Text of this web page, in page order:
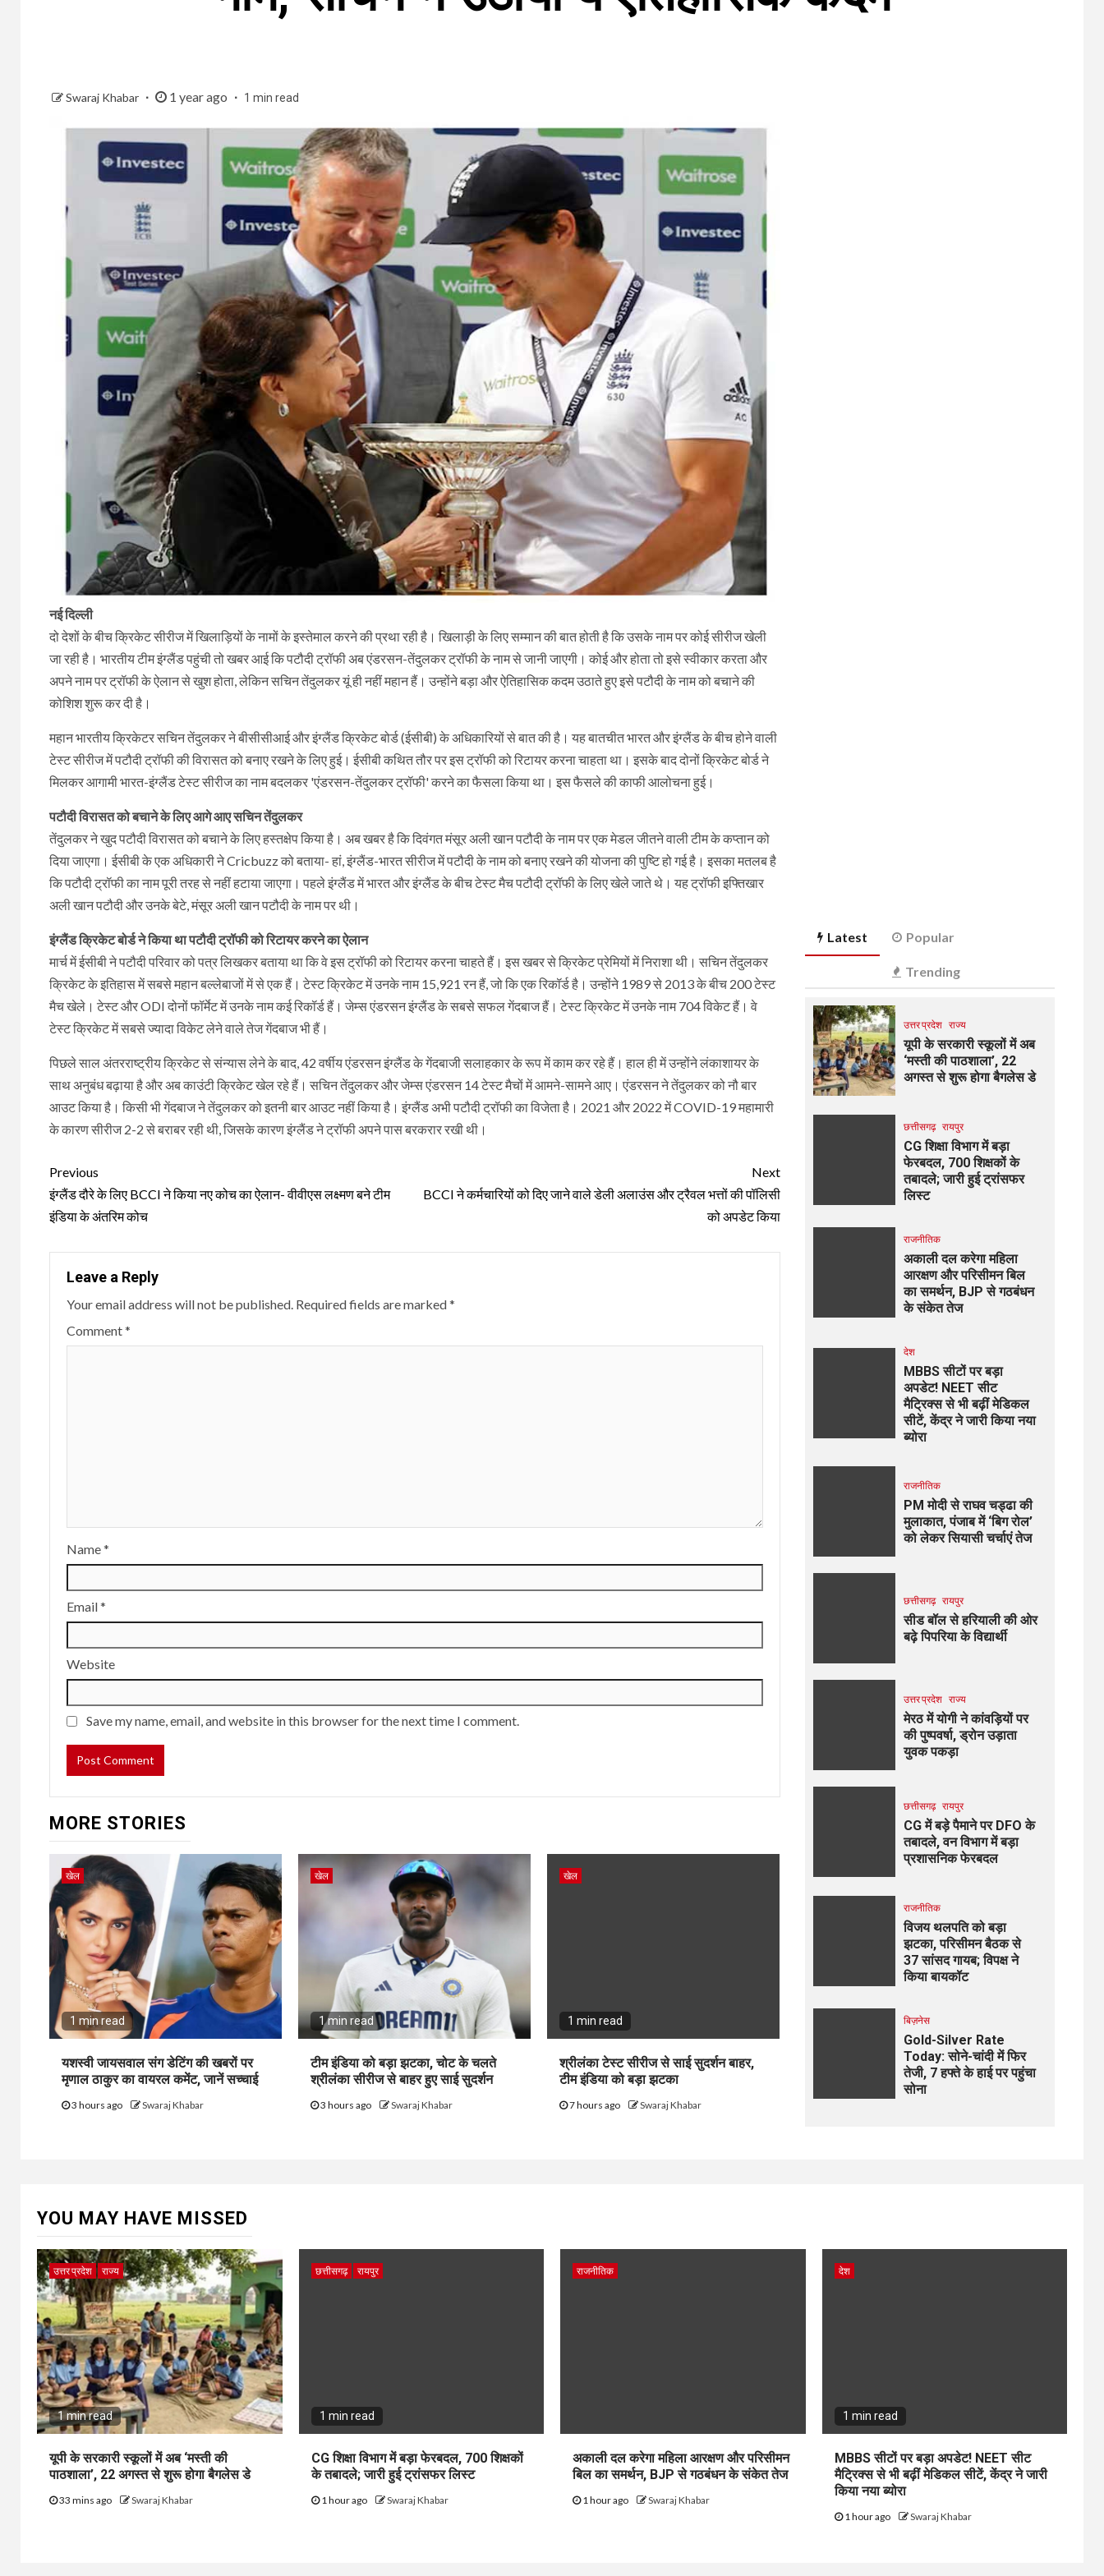
Swaraj Khabar 1 year ago 1 min read
नई दिल्ली
दो देशों के बीच क्रिकेट सीरीज में खिलाड़ियों के नामों के इस्तेमाल करने की प्रथा रही है। खिलाड़ी के लिए सम्मान की बात होती है कि उसके नाम पर कोई सीरीज खेली
जा रही है। भारतीय टीम इंग्लैंड पहुंची तो खबर आई कि पटौदी ट्रॉफी अब एंडरसन-तेंदुलकर ट्रॉफी के नाम से जानी जाएगी। कोई और होता तो इसे स्वीकार करता और
अपने नाम पर ट्रॉफी के ऐलान से खुश होता, लेकिन सचिन तेंदुलकर यूं ही नहीं महान हैं। उन्होंने बड़ा और ऐतिहासिक कदम उठाते हुए इसे पटौदी के नाम को बचाने की
कोशिश शुरू कर दी है।
महान भारतीय क्रिकेटर सचिन तेंदुलकर ने बीसीसीआई और इंग्लैंड क्रिकेट बोर्ड (ईसीबी) के अधिकारियों से बात की है। यह बातचीत भारत और इंग्लैंड के बीच होने वाली
टेस्ट सीरीज में पटौदी ट्रॉफी की विरासत को बनाए रखने के लिए हुई। ईसीबी कथित तौर पर इस ट्रॉफी को रिटायर करना चाहता था। इसके बाद दोनों क्रिकेट बोर्ड ने
मिलकर आगामी भारत-इंग्लैंड टेस्ट सीरीज का नाम बदलकर 'एंडरसन-तेंदुलकर ट्रॉफी' करने का फैसला किया था। इस फैसले की काफी आलोचना हुई।
पटौदी विरासत को बचाने के लिए आगे आए सचिन तेंदुलकर
तेंदुलकर ने खुद पटौदी विरासत को बचाने के लिए हस्तक्षेप किया है। अब खबर है कि दिवंगत मंसूर अली खान पटौदी के नाम पर एक मेडल जीतने वाली टीम के कप्तान को
दिया जाएगा। ईसीबी के एक अधिकारी ने Cricbuzz को बताया- हां, इंग्लैंड-भारत सीरीज में पटौदी के नाम को बनाए रखने की योजना की पुष्टि हो गई है। इसका मतलब है
कि पटौदी ट्रॉफी का नाम पूरी तरह से नहीं हटाया जाएगा। पहले इंग्लैंड में भारत और इंग्लैंड के बीच टेस्ट मैच पटौदी ट्रॉफी के लिए खेले जाते थे। यह ट्रॉफी इफ्तिखार
अली खान पटौदी और उनके बेटे, मंसूर अली खान पटौदी के नाम पर थी।
इंग्लैंड क्रिकेट बोर्ड ने किया था पटौदी ट्रॉफी को रिटायर करने का ऐलान
मार्च में ईसीबी ने पटौदी परिवार को पत्र लिखकर बताया था कि वे इस ट्रॉफी को रिटायर करना चाहते हैं। इस खबर से क्रिकेट प्रेमियों में निराशा थी। सचिन तेंदुलकर
क्रिकेट के इतिहास में सबसे महान बल्लेबाजों में से एक हैं। टेस्ट क्रिकेट में उनके नाम 15,921 रन हैं, जो कि एक रिकॉर्ड है। उन्होंने 1989 से 2013 के बीच 200 टेस्ट
मैच खेले। टेस्ट और ODI दोनों फॉर्मेट में उनके नाम कई रिकॉर्ड हैं। जेम्स एंडरसन इंग्लैंड के सबसे सफल गेंदबाज हैं। टेस्ट क्रिकेट में उनके नाम 704 विकेट हैं। वे
टेस्ट क्रिकेट में सबसे ज्यादा विकेट लेने वाले तेज गेंदबाज भी हैं।
पिछले साल अंतरराष्ट्रीय क्रिकेट से संन्यास लेने के बाद, 42 वर्षीय एंडरसन इंग्लैंड के गेंदबाजी सलाहकार के रूप में काम कर रहे हैं। हाल ही में उन्होंने लंकाशायर के
साथ अनुबंध बढ़ाया है और अब काउंटी क्रिकेट खेल रहे हैं। सचिन तेंदुलकर और जेम्स एंडरसन 14 टेस्ट मैचों में आमने-सामने आए। एंडरसन ने तेंदुलकर को नौ बार
आउट किया है। किसी भी गेंदबाज ने तेंदुलकर को इतनी बार आउट नहीं किया है। इंग्लैंड अभी पटौदी ट्रॉफी का विजेता है। 2021 और 2022 में COVID-19 महामारी
के कारण सीरीज 2-2 से बराबर रही थी, जिसके कारण इंग्लैंड ने ट्रॉफी अपने पास बरकरार रखी थी।
Continue
Reading
Previous
इंग्लैंड दौरे के लिए BCCI ने किया नए कोच का ऐलान- वीवीएस लक्ष्मण बने टीम
इंडिया के अंतरिम कोच
Next
BCCI ने कर्मचारियों को दिए जाने वाले डेली अलाउंस और ट्रैवल भत्तों की पॉलिसी
को अपडेट किया
Leave a Reply
Your email address will not be published. Required fields are marked*
Comment*
Name*
Email*
Website
Save my name, email, and website in this browser for the next time I comment.
MORE STORIES
खेल
1 min read
यशस्वी जायसवाल संग डेटिंग की खबरों पर
मृणाल ठाकुर का वायरल कमेंट, जानें सच्चाई
3 hours ago Swaraj Khabar
खेल
1 min read
टीम इंडिया को बड़ा झटका, चोट के चलते
श्रीलंका सीरीज से बाहर हुए साई सुदर्शन
3 hours ago Swaraj Khabar
खेल
1 min read
श्रीलंका टेस्ट सीरीज से साई सुदर्शन बाहर,
टीम इंडिया को बड़ा झटका
7 hours ago Swaraj Khabar
Latest Popular
Trending
उत्तर प्रदेश राज्य
यूपी के सरकारी स्कूलों में अब
‘मस्ती की पाठशाला’, 22
अगस्त से शुरू होगा बैगलेस डे
छत्तीसगढ़ रायपुर
CG शिक्षा विभाग में बड़ा
फेरबदल, 700 शिक्षकों के
तबादले; जारी हुई ट्रांसफर
लिस्ट
राजनीतिक
अकाली दल करेगा महिला
आरक्षण और परिसीमन बिल
का समर्थन, BJP से गठबंधन
के संकेत तेज
देश
MBBS सीटों पर बड़ा
अपडेट! NEET सीट
मैट्रिक्स से भी बढ़ीं मेडिकल
सीटें, केंद्र ने जारी किया नया
ब्योरा
राजनीतिक
PM मोदी से राघव चड्ढा की
मुलाकात, पंजाब में ‘बिग रोल’
को लेकर सियासी चर्चाएं तेज
छत्तीसगढ़ रायपुर
सीड बॉल से हरियाली की ओर
बढ़े पिपरिया के विद्यार्थी
उत्तर प्रदेश राज्य
मेरठ में योगी ने कांवड़ियों पर
की पुष्पवर्षा, ड्रोन उड़ाता
युवक पकड़ा
छत्तीसगढ़ रायपुर
CG में बड़े पैमाने पर DFO के
तबादले, वन विभाग में बड़ा
प्रशासनिक फेरबदल
राजनीतिक
विजय थलपति को बड़ा
झटका, परिसीमन बैठक से
37 सांसद गायब; विपक्ष ने
किया बायकॉट
बिज़नेस
Gold-Silver Rate
Today: सोने-चांदी में फिर
तेजी, 7 हफ्ते के हाई पर पहुंचा
सोना
YOU MAY HAVE MISSED
उत्तर प्रदेश राज्य
1 min read
यूपी के सरकारी स्कूलों में अब ‘मस्ती की
पाठशाला’, 22 अगस्त से शुरू होगा बैगलेस डे
33 mins ago Swaraj Khabar
छत्तीसगढ़ रायपुर
1 min read
CG शिक्षा विभाग में बड़ा फेरबदल, 700 शिक्षकों
के तबादले; जारी हुई ट्रांसफर लिस्ट
1 hour ago Swaraj Khabar
राजनीतिक
अकाली दल करेगा महिला आरक्षण और परिसीमन
बिल का समर्थन, BJP से गठबंधन के संकेत तेज
1 hour ago Swaraj Khabar
देश
1 min read
MBBS सीटों पर बड़ा अपडेट! NEET सीट
मैट्रिक्स से भी बढ़ीं मेडिकल सीटें, केंद्र ने जारी
किया नया ब्योरा
1 hour ago Swaraj Khabar